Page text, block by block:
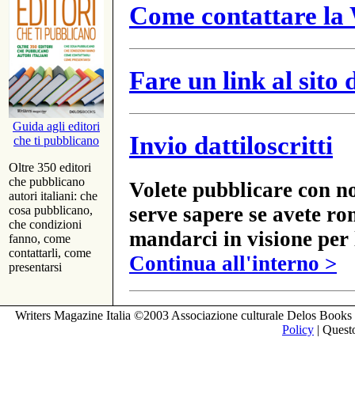
Guida agli editori
che ti pubblicano
Oltre 350 editori
che pubblicano
autori italiani: che
cosa pubblicano,
che condizioni
fanno, come
contattarli, come
presentarsi
Come contattare
Fare un link al sito
Invio dattiloscritti
Volete pubblicare con
serve sapere se avete
mandarci in visione
Continua all'interno >
Writers Magazine Italia ©2003 Associazione culturale Delos
Policy |